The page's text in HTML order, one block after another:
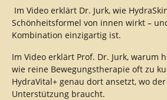
Im Video erklärt Dr. Jurk, wie
Schönheitsformel von innen wirkt –
Kombination einzigartig ist.
Im Video erklärt Prof. Dr. Jurk, warum
wie reine Bewegungstherapie oft zu
HydraVital+ genau dort ansetzt, wo
Unterstützung braucht.